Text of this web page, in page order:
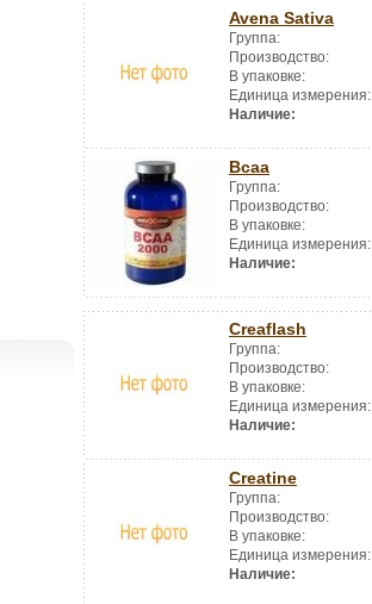
Avena Sativa
Группа:
Производство:
В упаковке:
Единица измерения:
Наличие:
Bcaa
Группа:
Производство:
В упаковке:
Единица измерения:
Наличие:
Creaflash
Группа:
Производство:
В упаковке:
Единица измерения:
Наличие:
Creatine
Группа:
Производство:
В упаковке:
Единица измерения:
Наличие: